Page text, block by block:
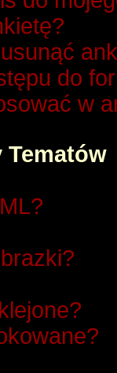
do
w
Tematów